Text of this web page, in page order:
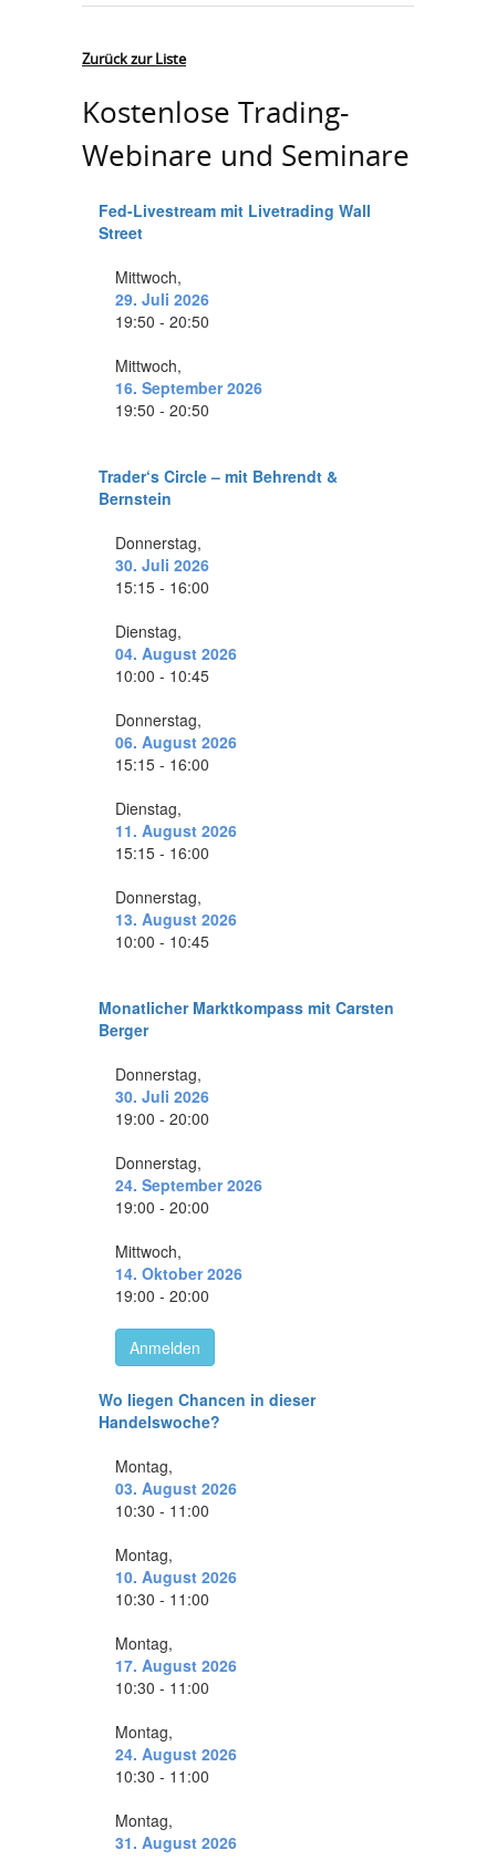
Zurück zur Liste
Kostenlose Trading-
Webinare und Seminare